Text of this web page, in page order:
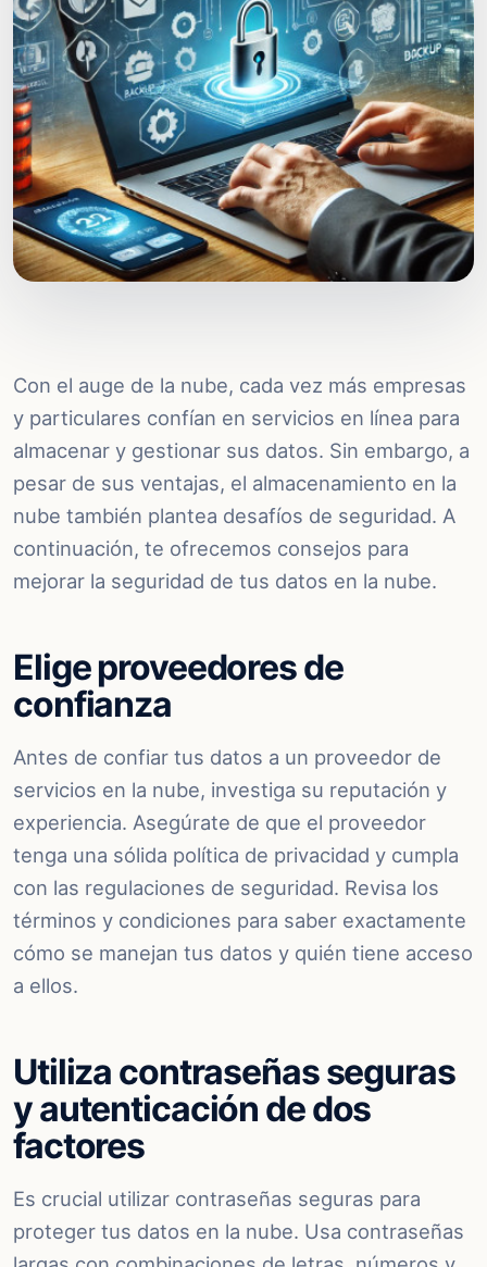
Con el auge de la nube, cada vez más empresas
y particulares confían en servicios en línea para
almacenar y gestionar sus datos. Sin embargo, a
pesar de sus ventajas, el almacenamiento en la
nube también plantea desafíos de seguridad. A
continuación, te ofrecemos consejos para
mejorar la seguridad de tus datos en la nube.
Elige proveedores de
confianza
Antes de confiar tus datos a un proveedor de
servicios en la nube, investiga su reputación y
experiencia. Asegúrate de que el proveedor
tenga una sólida política de privacidad y cumpla
con las regulaciones de seguridad. Revisa los
términos y condiciones para saber exactamente
cómo se manejan tus datos y quién tiene acceso
a ellos.
Utiliza contraseñas seguras
y autenticación de dos
factores
Es crucial utilizar contraseñas seguras para
proteger tus datos en la nube. Usa contraseñas